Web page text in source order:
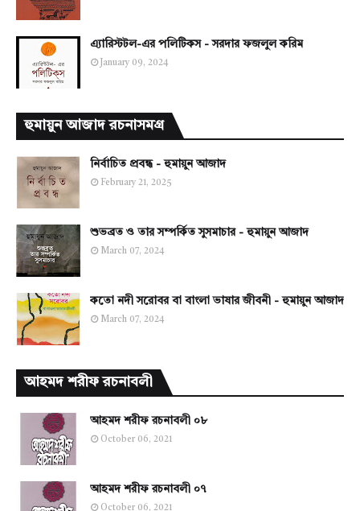
এ্যারিস্টটল-এর পলিটিকস - সরদার ফজলুল করিম
January 09, 2024
হুমায়ুন আজাদ রচনাসমগ্র
নির্বাচিত প্রবন্ধ - হুমায়ুন আজাদ
February 21, 2025
শুভব্রত ও তার সম্পর্কিত সুসমাচার - হুমায়ুন আজাদ
March 07, 2024
কতো নদী সরোবর বা বাংলা ভাষার জীবনী - হুমায়ুন আজাদ
March 07, 2024
আহমদ শরীফ রচনাবলী
আহমদ শরীফ রচনাবলী ০৮
October 06, 2021
আহমদ শরীফ রচনাবলী ০৭
October 06, 2021